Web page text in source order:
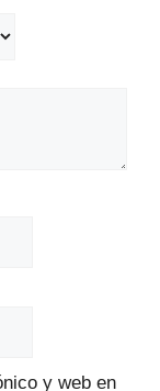
y web en